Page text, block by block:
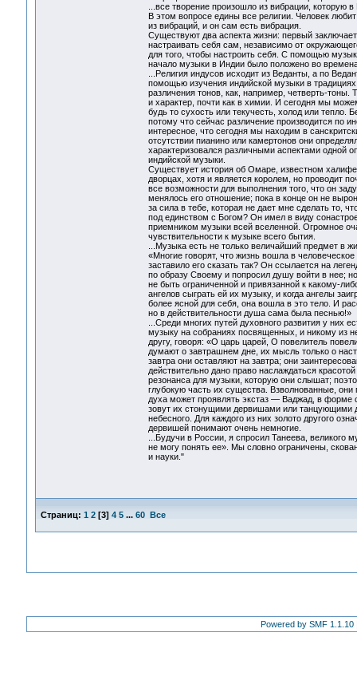
...все творение произошло из вибрации,
В этом вопросе едины все религии. Человек
из вибраций, и он сам есть вибрация.
Существуют два аспекта жизни: первый
настраивать себя сам, независимо от
для того, чтобы настроить себя. С помощью
начало музыки в Индии было положено во
...Религия индусов исходит из Веданты, а по
помощью изучения индийской музыки в
различения тонов, как, например, четверть-тоны.
и характер, почти как в химии. И сегодня мы
будь то сухость или текучесть, холод или тепло.
потому что сейчас различение производится по
интересное, что сегодня мы находим в
отсутствии пианино или камертонов они
характеризовался различными аспектами одной
индийской музыки.
Существует история об Омаре, известном
дворцах, хотя и является королем, но проводит
все возможности для выполнения того, что он
менялось его отношение; пока в конце он не
за сила в тебе, которая не дает мне сделать то,
под единством с Богом? Он имел в виду
приемником музыки всей вселенной. Огромное
чувствительности к музыке всего бытия.
...Музыка есть не только величайший предмет в
«Многие говорят, что жизнь вошла в
заставило его сказать так? Он ссылается на
по образу Своему и попросил душу войти в нее;
не быть ограниченной и привязанной к какому-
ангелов сыграть ей их музыку, и когда ангелы
более ясной для себя, она вошла в это тело. И
но в действительности душа сама была песнью!»
...Среди многих путей духовного развития у
музыку на собраниях посвященных, и никому из
другу, говоря: «О царь царей, О повелитель
думают о завтрашнем дне, их мысль только о
завтра они оставляют на завтра; они
действительно дано право наслаждаться
резонанса для музыки, которую они слышат;
глубокую часть их существа. Взволнованные,
духа может проявлять экстаз — Ваджад, в форме
зовут их стонущими дервишами или танцующими
небесного. Для каждого из них золото другого
дервишей понимают очень немногие.
...Будучи в России, я спросил Танеева,
не могу понять ее». Мы словно ограничены,
и науки."
Страниц: 1 2[3] 4 5 ... 60 Все
Powered by SMF 1.1.10